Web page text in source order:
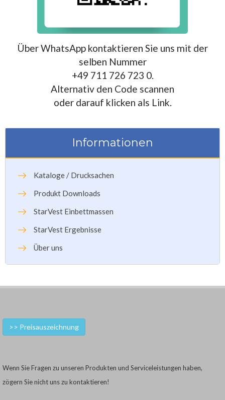
Über WhatsApp kontaktieren Sie uns mit der
selben Nummer
+49 711 726 723 0.
Alternativ den Code scannen
oder darauf klicken als Link.
Informationen
Kataloge / Drucksachen
Produkt Downloads
StarVest Einbettmassen
StarVest Ergebnisse
Über uns
>> Preisauszeichnung
Wenn Sie Fragen zu unseren Produkten und Serviceleistungen haben,
zögern Sie nicht uns zu kontaktieren!